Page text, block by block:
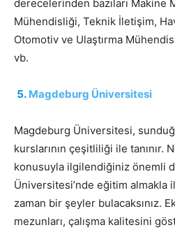
derecelerinden bazıları Makine
Mühendisliği, Teknik İletişim,
Otomotiv ve Ulaştırma
vb.
Magdeburg Üniversitesi
Magdeburg Üniversitesi,
kurslarının çeşitliliği ile tanınır.
konusuyla ilgilendiğiniz önemli
Üniversitesi’nde eğitim
zaman bir şeyler bulacaksınız.
mezunları, çalışma kalitesini